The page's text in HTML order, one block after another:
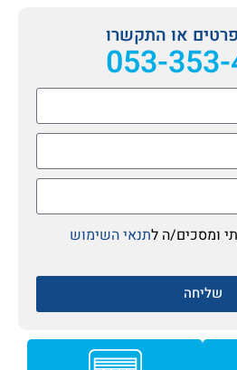
או התקשרו
053-
ומסכים/ה לתנאי השימוש
שליחה